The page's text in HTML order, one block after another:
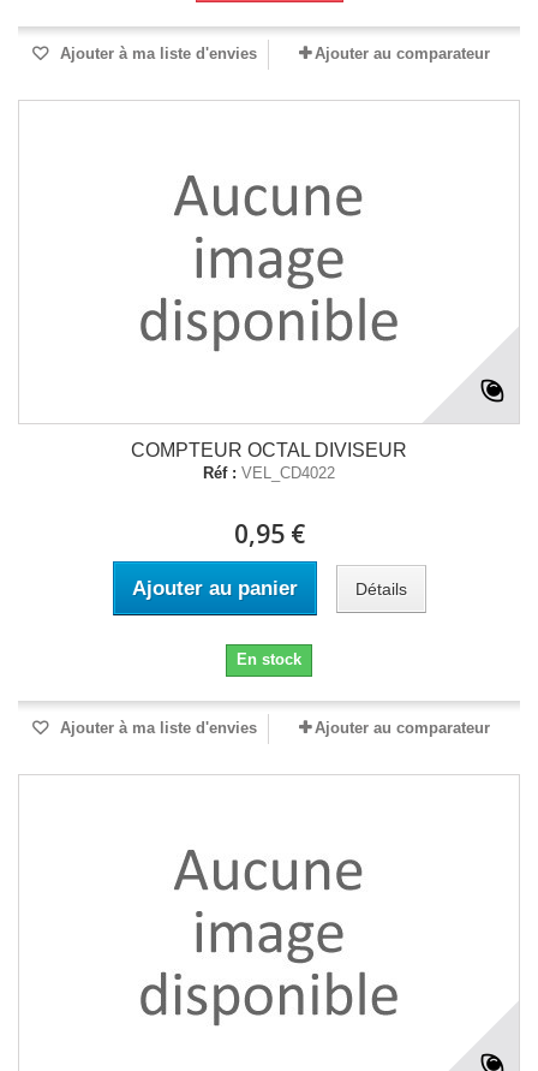
Ajouter à ma liste d'envies Ajouter au comparateur
COMPTEUR OCTAL DIVISEUR
Réf : VEL_CD4022
0,95 €
Ajouter au panier Détails
En stock
Ajouter à ma liste d'envies Ajouter au comparateur